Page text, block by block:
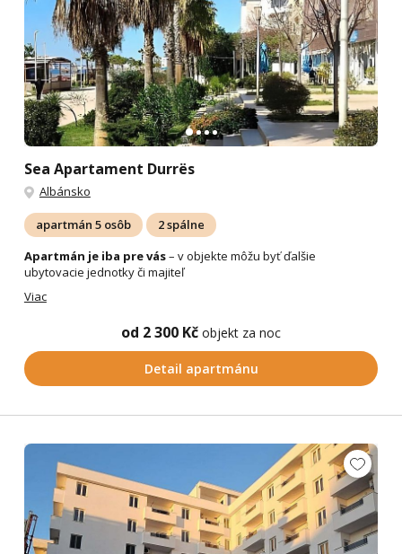
Sea Apartament Durrës
Albánsko
apartmán 5 osôb
2 spálne
Apartmán je iba pre vás– v objekte môžu byť ďalšie
ubytovacie jednotky či majiteľ
Viac
od 2 300 Kč objekt za noc
Detail apartmánu